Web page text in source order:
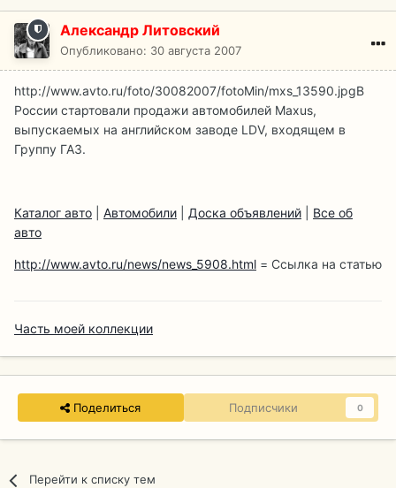
Александр Литовский
Опубликовано: 30 августа 2007
http://www.avto.ru/foto/30082007/fotoMin/mxs_13590.jpgВ
России стартовали продажи автомобилей Maxus,
выпускаемых на английском заводе LDV, входящем в
Группу ГАЗ.
Каталог авто Автомобили Доска объявлений
Все об
авто
http://www.avto.ru/news/news_5908.html = Ссылка на статью
Часть моей коллекции
Поделиться Подписчики 0
Перейти к списку тем